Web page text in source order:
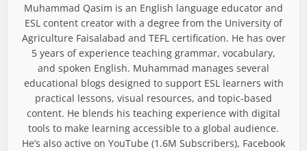
Muhammad Qasim is an English language educator and
ESL content creator with a degree from the University of
Agriculture Faisalabad and TEFL certification. He has over
5 years of experience teaching grammar, vocabulary,
and spoken English. Muhammad manages several
educational blogs designed to support ESL learners with
practical lessons, visual resources, and topic-based
content. He blends his teaching experience with digital
tools to make learning accessible to a global audience.
He’s also active on YouTube (1.6M Subscribers), Facebook